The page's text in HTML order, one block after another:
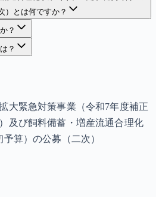
）とは何ですか？
？
？
大緊急対策事業（令和7年度補正
及び飼料備蓄・増産流通合理化
算）の公募（二次）